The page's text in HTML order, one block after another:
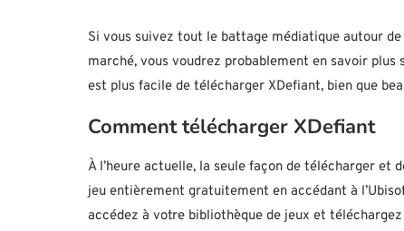
Si vous suivez tout le battage médiatique autour
marché, vous voudrez probablement en savoir
est plus facile de télécharger XDefiant, bien que
Comment télécharger XDefiant
À l’heure actuelle, la seule façon de télécharger et
jeu entièrement gratuitement en accédant à
accédez à votre bibliothèque de jeux et